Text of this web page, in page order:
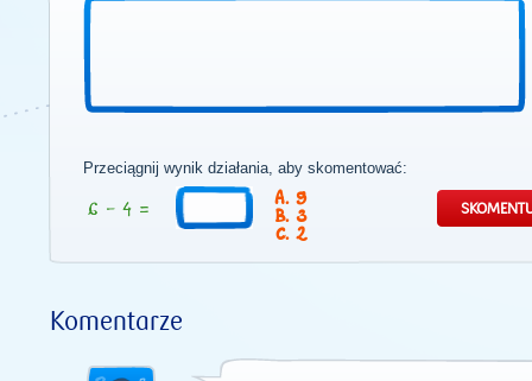
Przeciągnij wynik działania, aby skomentować:
9
3
2
Komentarze